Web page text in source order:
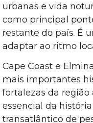
urbanas e vida
como principal
restante do país. É
adaptar ao ritmo
Cape Coast e
mais importantes
fortalezas da
essencial da
transatlântico de